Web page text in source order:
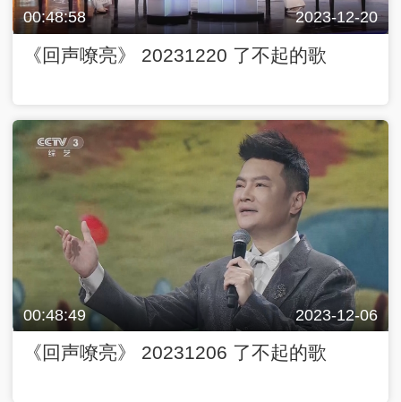
00:48:58 2023-12-20
《回声嘹亮》 20231220 了不起的歌
00:48:49 2023-12-06
《回声嘹亮》 20231206 了不起的歌